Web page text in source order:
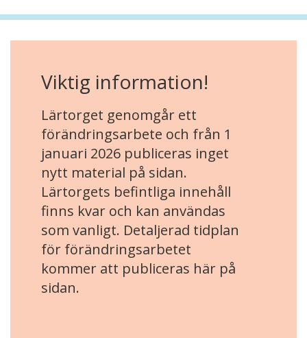
Viktig information!
Lärtorget genomgår ett
förändringsarbete och från 1
januari 2026 publiceras inget
nytt material på sidan.
Lärtorgets befintliga innehåll
finns kvar och kan användas
som vanligt. Detaljerad tidplan
för förändringsarbetet
kommer att publiceras här på
sidan.